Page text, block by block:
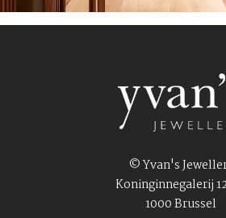
© Yvan's
Koninginnegalerij
1000 Brussel